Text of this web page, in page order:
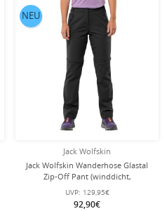
Jack Wolfskin
Jack Wolfskin Wanderhose Glastal
Zip-Off Pant (winddicht,
wasserabweisend) schwarz Damen
UVP: 129,95€
92,90€
NEU